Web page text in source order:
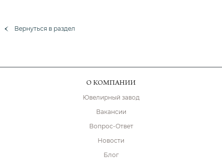
Вернуться в раздел
О КОМПАНИИ
Ювелирный завод
Вакансии
Вопрос-Ответ
Новости
Блог